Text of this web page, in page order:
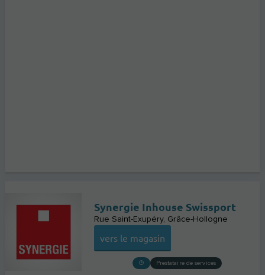
Synergie Inhouse Swissport
Rue Saint-Exupéry Grâce-Hollogne
vers le magasin
Prestataire de services